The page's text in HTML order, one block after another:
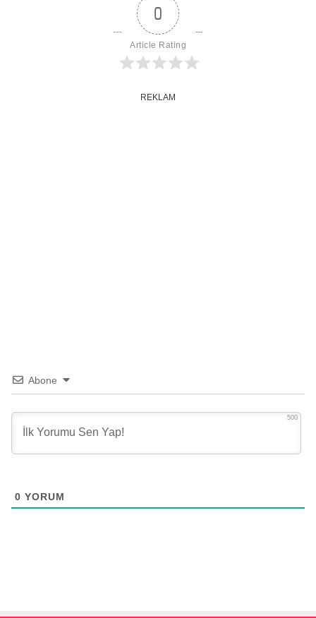
0
Article Rating
REKLAM
Abone
500
0 YORUM